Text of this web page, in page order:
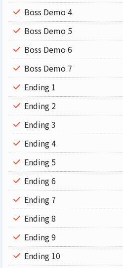
Boss Demo 4
Boss Demo 5
Boss Demo 6
Boss Demo 7
Ending 1
Ending 2
Ending 3
Ending 4
Ending 5
Ending 6
Ending 7
Ending 8
Ending 9
Ending 10